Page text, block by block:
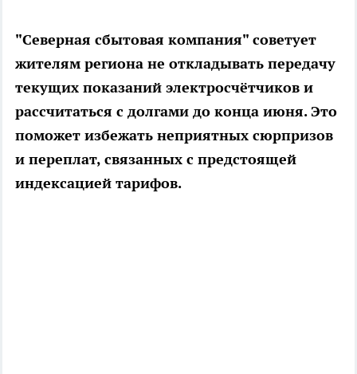
"Северная сбытовая компания" советует
жителям региона не откладывать передачу
текущих показаний электросчётчиков и
рассчитаться с долгами до конца июня. Это
поможет избежать неприятных сюрпризов
и переплат, связанных с предстоящей
индексацией тарифов.